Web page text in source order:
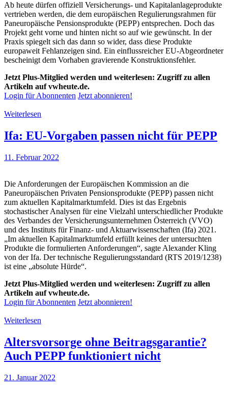
Ab heute dürfen offiziell Versicherungs- und Kapitalanlageprodukte
vertrieben werden, die dem europäischen Regulierungsrahmen für
Paneuropäische Pensionsprodukte (PEPP) entsprechen. Doch das
Projekt geht vorne und hinten nicht so auf wie gewünscht. In der
Praxis spiegelt sich das dann so wider, dass diese Produkte
europaweit Fehlanzeigen sind. Ein einflussreicher EU-Abgeordneter
bescheinigt dem Vorhaben gravierende Konstruktionsfehler.
Jetzt Plus-Mitglied werden und weiterlesen: Zugriff zu allen
Artikeln auf vwheute.de.
Login für Abonnenten Jetzt abonnieren!
Weiterlesen
Ifa: EU-Vorgaben passen nicht für PEPP
11. Februar 2022
Die Anforderungen der Europäischen Kommission an die
Paneuropäischen Privaten Pensionsprodukte (PEPP) passen nicht
zum aktuellen Kapitalmarktumfeld. Dies ist das Ergebnis
stochastischer Analysen für eine Vielzahl unterschiedlicher Produkte
des Verbandes der Versicherungsunternehmen Österreich (VVO)
und des Instituts für Finanz- und Aktuarwissenschaften (Ifa) 2021.
„Im aktuellen Kapitalmarktumfeld erfüllt keines der untersuchten
Produkte die formulierten Anforderungen“, sagte Alexander Kling
von der Ifa. Der technische Regulierungsstandard (RTS 2019/1238)
ist eine „absolute Hürde“.
Jetzt Plus-Mitglied werden und weiterlesen: Zugriff zu allen
Artikeln auf vwheute.de.
Login für Abonnenten Jetzt abonnieren!
Weiterlesen
Altersvorsorge ohne Beitragsgarantie?
Auch PEPP funktioniert nicht
21. Januar 2022